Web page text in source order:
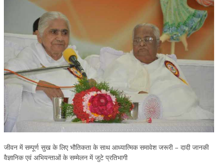
OM SHANTI RETREAT CENTRE
PEACE PARK
SHANTIVAN (FOREST OF PEACE)
SHANTI SAROVAR – RAIPUR
SHANTI SAROVAR – HYDERABAD
ASSOCIATION WITH UN
AFFILIATIONS
ACCOLADES
HISTORY
जीवन में सम्पूर्ण सुख के लिए भौतिकता के साथ आध्यात्मिक समावेश जरूरी – दादी जानकी
वैज्ञानिक एवं अभियन्ताओं के सम्मेलन में जुटे प्रतिभागी